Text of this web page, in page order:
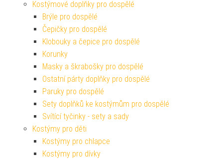
Kostýmové doplňky pro dospělé
Brýle pro dospělé
Čepičky pro dospělé
Klobouky a čepice pro dospělé
Korunky
Masky a škrabošky pro dospělé
Ostatní párty doplňky pro dospělé
Paruky pro dospělé
Sety doplňků ke kostýmům pro dospělé
Svítící tyčinky - sety a sady
Kostýmy pro děti
Kostýmy pro chlapce
Kostýmy pro dívky